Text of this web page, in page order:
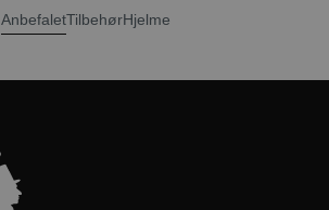
AnbefaletTilbehørHjelme